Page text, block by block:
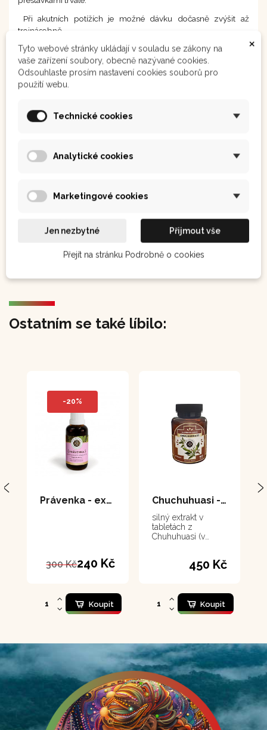
Při akutních potížích je možné dávku dočasně zvýšit až
trojnásobně.
Ostatním se také líbilo:
-20%
Právenka - extrakt 50 ml
300 Kč240 Kč
Koupit
Chuchuhuasi - tablety 100 tablet
silný extrakt v
tabletách z
Chuhuhuasi (v
což v kontextu naší
450 Kč
Koupit
×
Tyto webové stránky ukládají v souladu se zákony na
vaše zařízení soubory, obecně nazývané cookies.
Odsouhlaste prosím nastavení cookies souborů pro
použití webu.
Technické cookies
Analytické cookies
Marketingové cookies
Jen nezbytné Přijmout vše
Přejít na stránku Podrobně o cookies